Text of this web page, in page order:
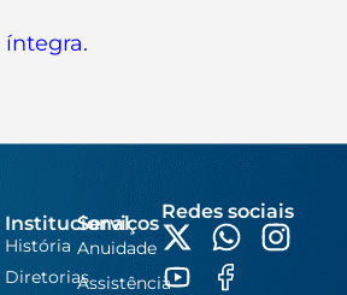
íntegra.
Institucional
História
Diretorias
Serviços
Anuidade
Assistência
Redes sociais